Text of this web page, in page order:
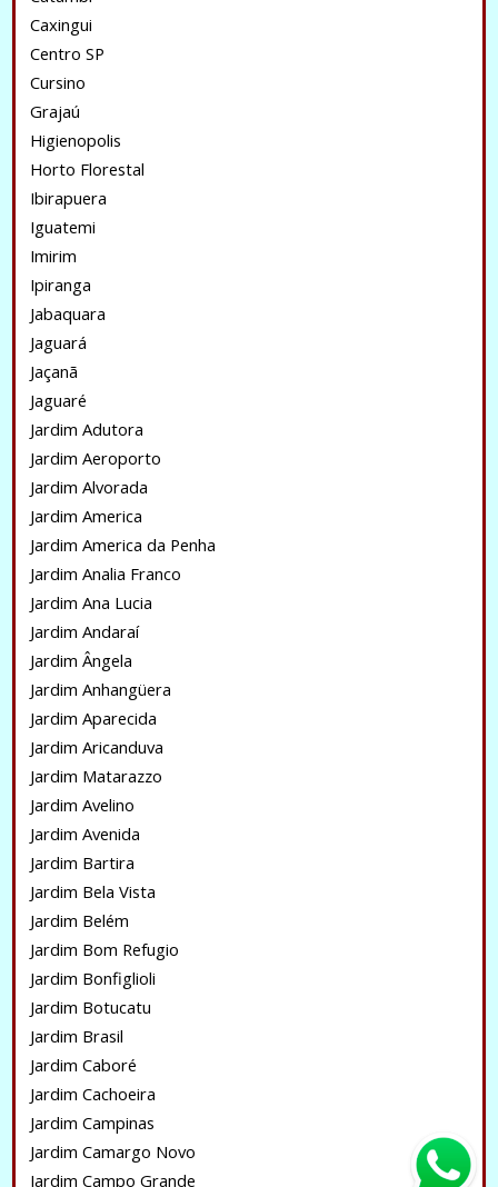
Caxingui
Centro SP
Cursino
Grajaú
Higienopolis
Horto Florestal
Ibirapuera
Iguatemi
Imirim
Ipiranga
Jabaquara
Jaguará
Jaçanã
Jaguaré
Jardim Adutora
Jardim Aeroporto
Jardim Alvorada
Jardim America
Jardim America da Penha
Jardim Analia Franco
Jardim Ana Lucia
Jardim Andaraí
Jardim Ângela
Jardim Anhangüera
Jardim Aparecida
Jardim Aricanduva
Jardim Matarazzo
Jardim Avelino
Jardim Avenida
Jardim Bartira
Jardim Bela Vista
Jardim Belém
Jardim Bom Refugio
Jardim Bonfiglioli
Jardim Botucatu
Jardim Brasil
Jardim Caboré
Jardim Cachoeira
Jardim Campinas
Jardim Camargo Novo
Jardim Campo Grande